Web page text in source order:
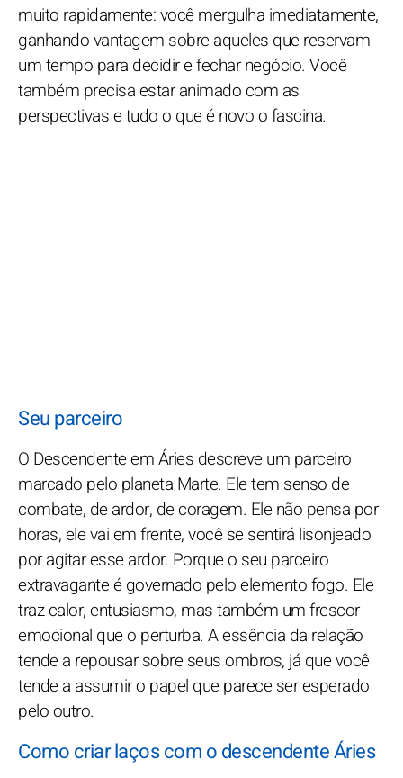
muito rapidamente: você mergulha imediatamente,
ganhando vantagem sobre aqueles que reservam
um tempo para decidir e fechar negócio. Você
também precisa estar animado com as
perspectivas e tudo o que é novo o fascina.
Seu parceiro
O Descendente em Áries descreve um parceiro
marcado pelo planeta Marte. Ele tem senso de
combate, de ardor, de coragem. Ele não pensa por
horas, ele vai em frente, você se sentirá lisonjeado
por agitar esse ardor. Porque o seu parceiro
extravagante é governado pelo elemento fogo. Ele
traz calor, entusiasmo, mas também um frescor
emocional que o perturba. A essência da relação
tende a repousar sobre seus ombros, já que você
tende a assumir o papel que parece ser esperado
pelo outro.
Como criar laços com o descendente Áries